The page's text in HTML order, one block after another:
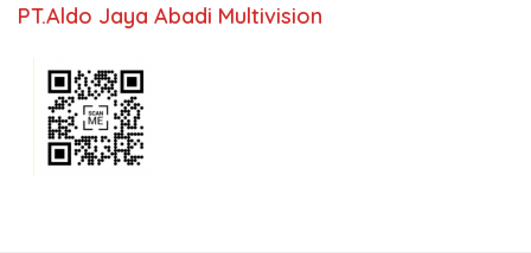
PT.Aldo Jaya Abadi Multivision